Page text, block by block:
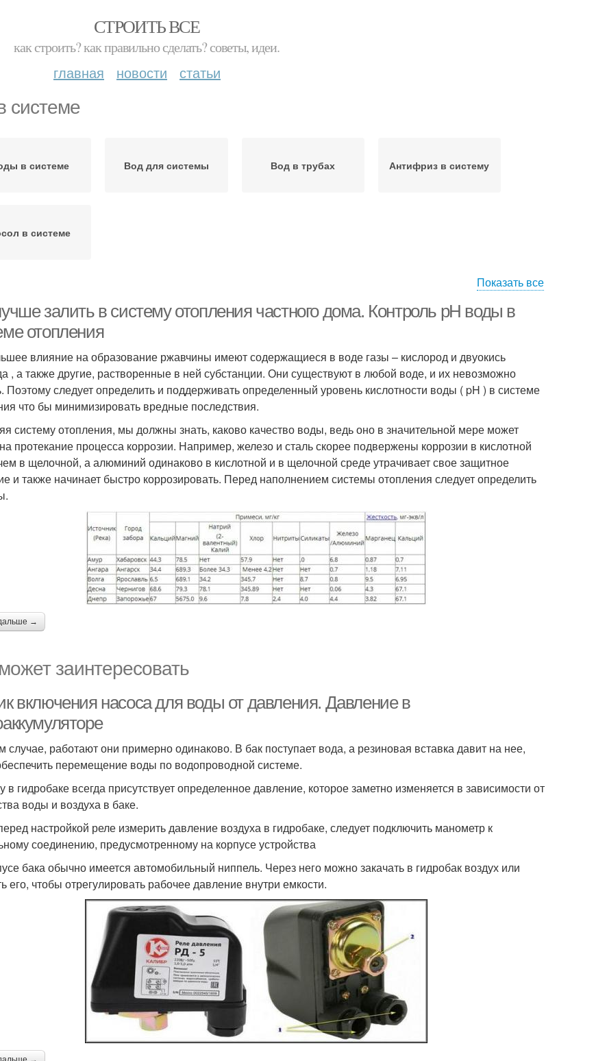
СТРОИТЬ ВСЕ
как строить? как правильно сделать? советы, идеи.
главная новости статьи
системе
в системе Вод для системы Вод в трубах Антифриз в систему
в системе
Показать все
залить в систему отопления частного дома. Контроль pH воды в
отопления
влияние на образование ржавчины имеют содержащиеся в воде газы – кислород и двуокись
, а также другие, растворенные в ней субстанции. Они существуют в любой воде, и их невозможно
Поэтому следует определить и поддерживать определенный уровень кислотности воды ( pH ) в системе
что бы минимизировать вредные последствия.
систему отопления, мы должны знать, каково качество воды, ведь оно в значительной мере может
протекание процесса коррозии. Например, железо и сталь скорее подвержены коррозии в кислотной
в щелочной, а алюминий одинаково в кислотной и в щелочной среде утрачивает свое защитное
и также начинает быстро коррозировать. Перед наполнением системы отопления следует определить
→
заинтересовать
включения насоса для воды от давления. Давление в
случае, работают они примерно одинаково. В бак поступает вода, а резиновая вставка давит на нее,
перемещение воды по водопроводной системе.
в гидробаке всегда присутствует определенное давление, которое заметно изменяется в зависимости от
воды и воздуха в баке.
настройкой реле измерить давление воздуха в гидробаке, следует подключить манометр к
соединению, предусмотренному на корпусе устройства
бака обычно имеется автомобильный ниппель. Через него можно закачать в гидробак воздух или
его, чтобы отрегулировать рабочее давление внутри емкости.